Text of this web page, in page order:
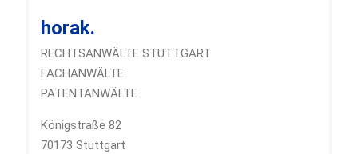
horak.
RECHTSANWÄLTE STUTTGART
FACHANWÄLTE
PATENTANWÄLTE
Königstraße 82
70173 Stuttgart